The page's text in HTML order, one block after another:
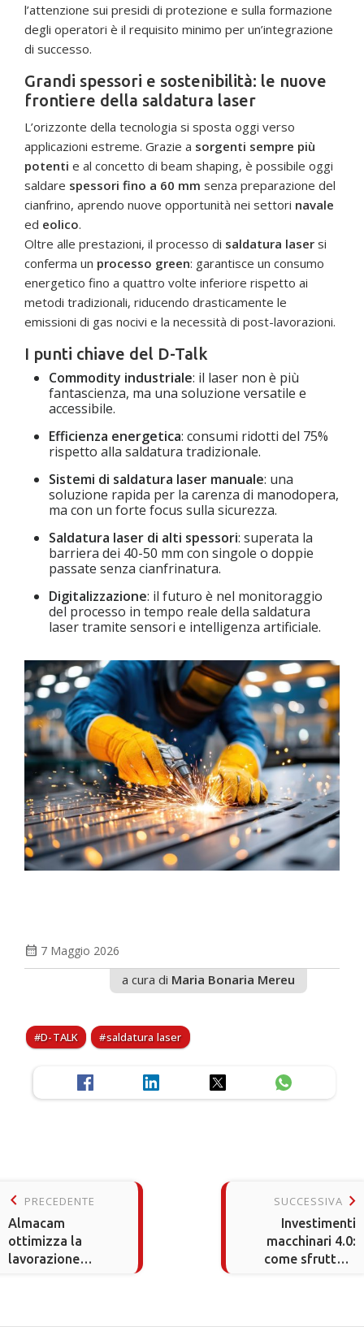
l’attenzione sui presidi di protezione e sulla formazione
degli operatori è il requisito minimo per un’integrazione
di successo.
Grandi spessori e sostenibilità: le nuove
frontiere della saldatura laser
L’orizzonte della tecnologia si sposta oggi verso
applicazioni estreme. Grazie a sorgenti sempre più
potenti e al concetto di beam shaping, è possibile oggi
saldare spessori fino a 60 mm senza preparazione del
cianfrino, aprendo nuove opportunità nei settori navale
ed eolico.
Oltre alle prestazioni, il processo di saldatura laser si
conferma un processo green: garantisce un consumo
energetico fino a quattro volte inferiore rispetto ai
metodi tradizionali, riducendo drasticamente le
emissioni di gas nocivi e la necessità di post-lavorazioni.
I punti chiave del D-Talk
Commodity industriale: il laser non è più
fantascienza, ma una soluzione versatile e
accessibile.
Efficienza energetica: consumi ridotti del 75%
rispetto alla saldatura tradizionale.
Sistemi di saldatura laser manuale: una
soluzione rapida per la carenza di manodopera,
ma con un forte focus sulla sicurezza.
Saldatura laser di alti spessori: superata la
barriera dei 40-50 mm con singole o doppie
passate senza cianfrinatura.
Digitalizzazione: il futuro è nel monitoraggio
del processo in tempo reale della saldatura
laser tramite sensori e intelligenza artificiale.
calendar_month 7 Maggio 2026
a cura di Maria Bonaria Mereu
D-TALK saldatura laser
keyboard_arrow_left PRECEDENTE
Almacam
ottimizza la
lavorazione
SUCCESSIVA keyboard_arrow_right
Investimenti
macchinari 4.0:
come sfruttare